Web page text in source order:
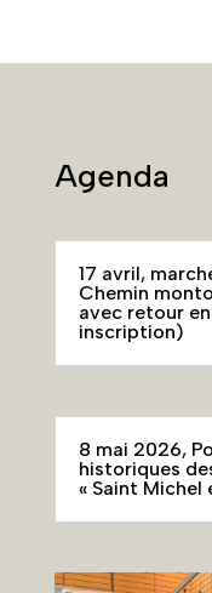
Agenda
17 avril,
Chemin
avec retour
inscription)
8 mai 2026,
historiques
« Saint Michel